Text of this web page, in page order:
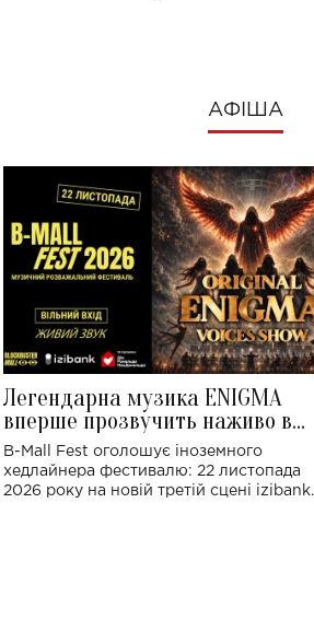
АФІША
Легендарна музика ENIGMA
вперше прозвучить наживо в
Україні: де відбудеться концерт
B-Mall Fest оголошує іноземного
хедлайнера фестивалю: 22 листопада
2026 року на новій третій сцені izibank